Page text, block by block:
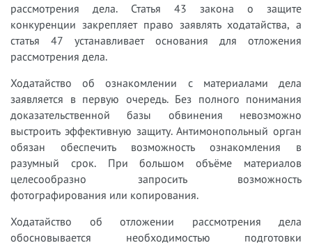
рассмотрения дела. Статья 43 закона о защите
конкуренции закрепляет право заявлять ходатайства, а
статья 47 устанавливает основания для отложения
рассмотрения дела.
Ходатайство об ознакомлении с материалами дела
заявляется в первую очередь. Без полного понимания
доказательственной базы обвинения невозможно
выстроить эффективную защиту. Антимонопольный орган
обязан обеспечить возможность ознакомления в
разумный срок. При большом объёме материалов
целесообразно запросить возможность
фотографирования или копирования.
Ходатайство об отложении рассмотрения дела
обосновывается необходимостью подготовки